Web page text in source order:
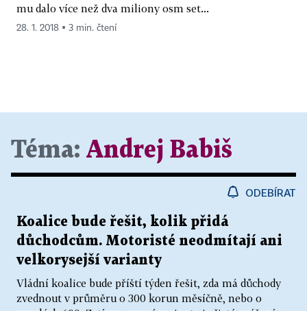
mu dalo více než dva miliony osm set...
28. 1. 2018 ▪ 3 min. čtení
Téma: Andrej Babiš
ODEBÍRAT
Koalice bude řešit, kolik přidá
důchodcům. Motoristé neodmítají ani
velkorysejší varianty
Vládní koalice bude příští týden řešit, zda má důchody
zvednout v průměru o 300 korun měsíčně, nebo o